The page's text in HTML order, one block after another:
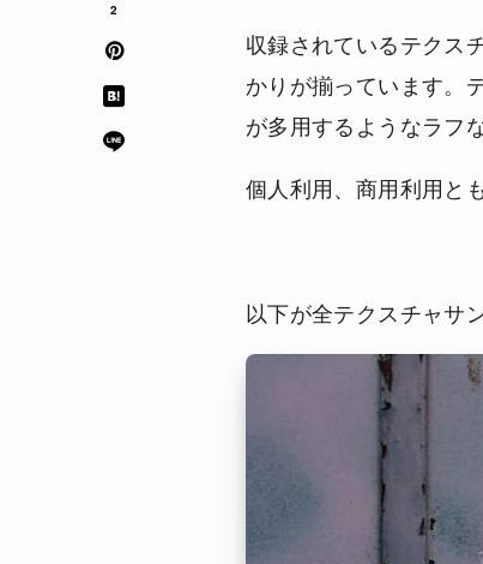
2
収録されているテクス
かりが揃っています。
が多用するようなラフ
個人利用、商用利用と
以下が全テクスチャサ